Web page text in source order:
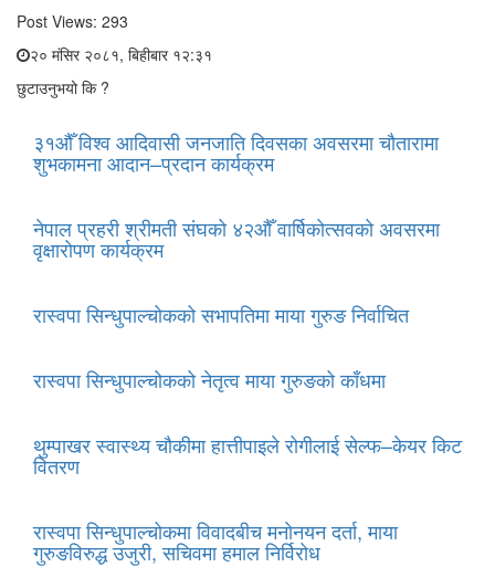
Post Views: 293
२० मंसिर २०८१, बिहीबार १२:३१
छुटाउनुभयो कि ?
३१औँ विश्व आदिवासी जनजाति दिवसका अवसरमा चौतारामा
शुभकामना आदान–प्रदान कार्यक्रम
नेपाल प्रहरी श्रीमती संघको ४२औँ वार्षिकोत्सवको अवसरमा
वृक्षारोपण कार्यक्रम
रास्वपा सिन्धुपाल्चोकको सभापतिमा माया गुरुङ निर्वाचित
रास्वपा सिन्धुपाल्चोकको नेतृत्व माया गुरुङको काँधमा
थुम्पाखर स्वास्थ्य चौकीमा हात्तीपाइले रोगीलाई सेल्फ–केयर किट
वितरण
रास्वपा सिन्धुपाल्चोकमा विवादबीच मनोनयन दर्ता, माया
गुरुङविरुद्ध उजुरी, सचिवमा हमाल निर्विरोध